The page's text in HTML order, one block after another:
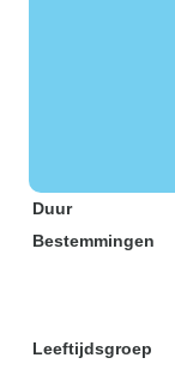
Duur
Bestemmingen
Leeftijdsgroep